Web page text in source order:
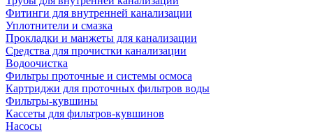
Фитинги для внутренней канализации
Уплотнители и смазка
Прокладки и манжеты для канализации
Средства для прочистки канализации
Водоочистка
Фильтры проточные и системы осмоса
Картриджи для проточных фильтров воды
Фильтры-кувшины
Кассеты для фильтров-кувшинов
Насосы